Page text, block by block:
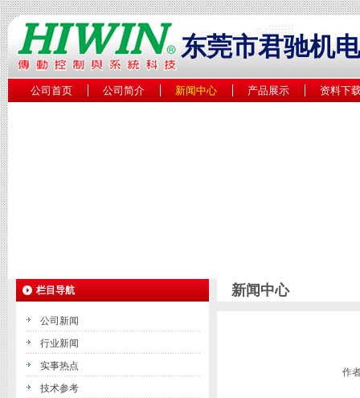
东莞市君驰机
公司首页 公司简介 新闻中心 产品展示 资料下
栏目导航
公司新闻
行业新闻
实事热点
技术参考
新闻中心
作